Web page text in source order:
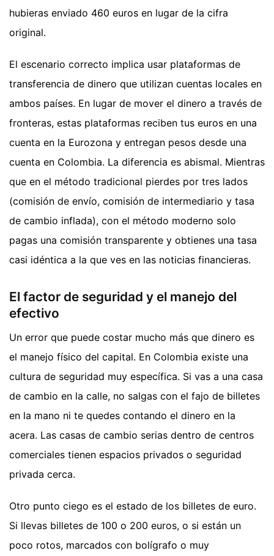
hubieras enviado 460 euros en lugar de la cifra
original.
El escenario correcto implica usar plataformas de
transferencia de dinero que utilizan cuentas locales en
ambos países. En lugar de mover el dinero a través de
fronteras, estas plataformas reciben tus euros en una
cuenta en la Eurozona y entregan pesos desde una
cuenta en Colombia. La diferencia es abismal. Mientras
que en el método tradicional pierdes por tres lados
(comisión de envío, comisión de intermediario y tasa
de cambio inflada), con el método moderno solo
pagas una comisión transparente y obtienes una tasa
casi idéntica a la que ves en las noticias financieras.
El factor de seguridad y el manejo del
efectivo
Un error que puede costar mucho más que dinero es
el manejo físico del capital. En Colombia existe una
cultura de seguridad muy específica. Si vas a una casa
de cambio en la calle, no salgas con el fajo de billetes
en la mano ni te quedes contando el dinero en la
acera. Las casas de cambio serias dentro de centros
comerciales tienen espacios privados o seguridad
privada cerca.
Otro punto ciego es el estado de los billetes de euro.
Si llevas billetes de 100 o 200 euros, o si están un
poco rotos, marcados con bolígrafo o muy